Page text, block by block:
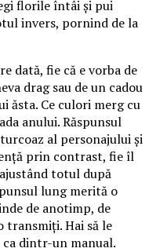
florile întâi și pui
invers, pornind de la
dată, fie că e vorba de
drag sau de un cadou
ăsta. Ce culori merg cu
anului. Răspunsul
al personajului și
prin contrast, fie îl
totul după
lung merită o
de anotimp, de
transmiți. Hai să le
dintr-un manual.